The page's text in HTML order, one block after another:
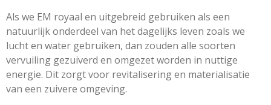
Als we EM royaal en uitgebreid gebruiken als een
natuurlijk onderdeel van het dagelijks leven zoals we
lucht en water gebruiken, dan zouden alle soorten
vervuiling gezuiverd en omgezet worden in nuttige
energie. Dit zorgt voor revitalisering en materialisatie
van een zuivere omgeving.